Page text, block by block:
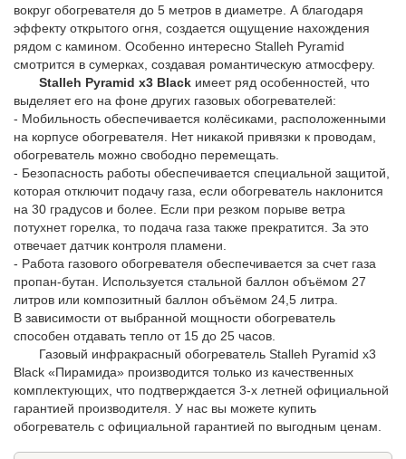
вокруг обогревателя до 5 метров в диаметре. А благодаря
эффекту открытого огня, создается ощущение нахождения
рядом с камином. Особенно интересно Stalleh Pyramid
смотрится в сумерках, создавая романтическую атмосферу.
Stalleh Pyramid x3 Black имеет ряд особенностей, что
выделяет его на фоне других газовых обогревателей:
- Мобильность обеспечивается колёсиками, расположенными
на корпусе обогревателя. Нет никакой привязки к проводам,
обогреватель можно свободно перемещать.
- Безопасность работы обеспечивается специальной защитой,
которая отключит подачу газа, если обогреватель наклонится
на 30 градусов и более. Если при резком порыве ветра
потухнет горелка, то подача газа также прекратится. За это
отвечает датчик контроля пламени.
- Работа газового обогревателя обеспечивается за счет газа
пропан-бутан. Используется стальной баллон объёмом 27
литров или композитный баллон объёмом 24,5 литра.
В зависимости от выбранной мощности обогреватель
способен отдавать тепло от 15 до 25 часов.
Газовый инфракрасный обогреватель Stalleh Pyramid x3
Black «Пирамида» производится только из качественных
комплектующих, что подтверждается 3-х летней официальной
гарантией производителя. У нас вы можете купить
обогреватель с официальной гарантией по выгодным ценам.